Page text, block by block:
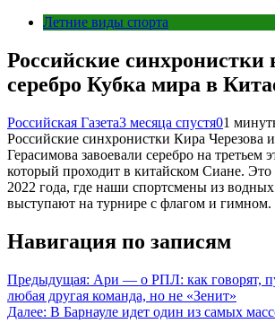
Летние виды спорта
Российские синхронистки
серебро Кубка мира в
Российская Газета3 месяца спустя01
Российские синхронистки Кира Черезова
Герасимова завоевали серебро на третьем
который проходит в китайском Сиане. Это
2022 года, где наши спортсмены из
выступают на турнире с флагом и гимном.
Навигация по записям
Предыдущая: Ари — о РПЛ: как говорят,
любая другая команда, но не «Зенит»
Далее: В Барнауле идет один из самых